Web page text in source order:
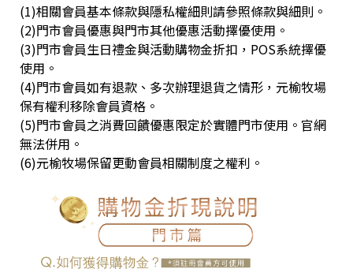
(1)相關會員基本條款與隱私權細則請參照條款與細則。
(2)門市會員優惠與門市其他優惠活動擇優使用。
(3)門市會員生日禮金與活動購物金折扣，POS系統擇優
使用。
(4)門市會員如有退款、多次辦理退貨之情形，元榆牧場
保有權利移除會員資格。
(5)門市會員之消費回饋優惠限定於實體門市使用。官網
無法併用。
(6)元榆牧場保留更動會員相關制度之權利。